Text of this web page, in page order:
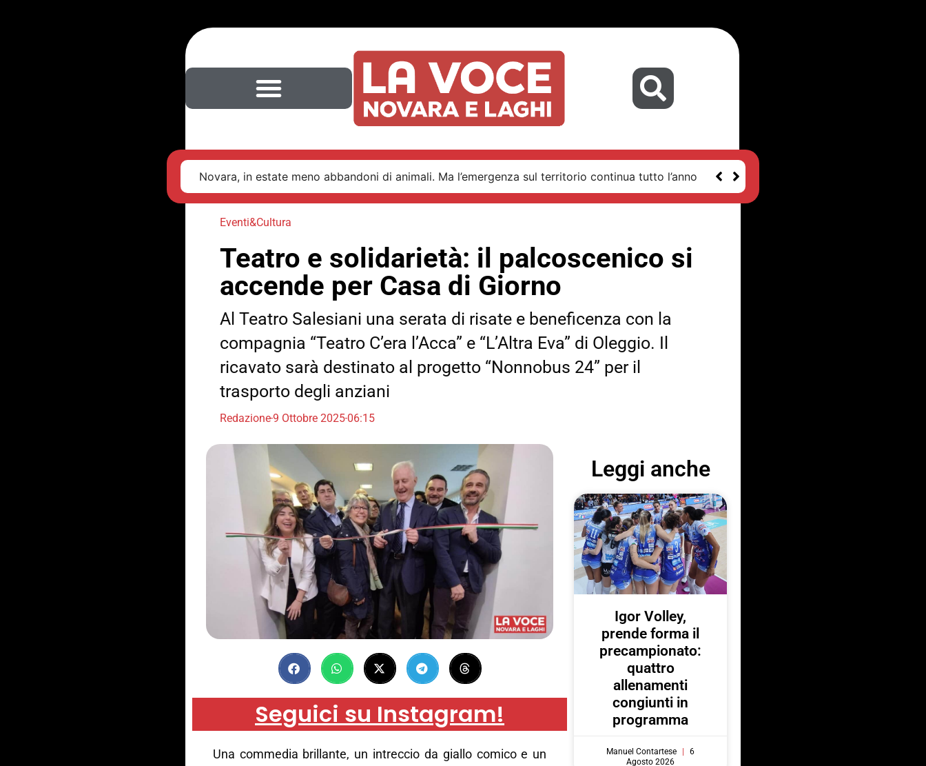
Novara, in estate meno abbandoni di animali. Ma l’emergenza sul territorio continua tutto l’anno
Eventi&Cultura
Teatro e solidarietà: il palcoscenico si
accende per Casa di Giorno
Al Teatro Salesiani una serata di risate e beneficenza con la
compagnia “Teatro C’era l’Acca” e “L’Altra Eva” di Oleggio. Il
ricavato sarà destinato al progetto “Nonnobus 24” per il
trasporto degli anziani
Redazione9 Ottobre 202506:15
Seguici su Instagram!
Una commedia brillante, un intreccio da giallo comico e un
Leggi anche
Igor Volley,
prende forma il
precampionato:
quattro
allenamenti
congiunti in
programma
Manuel Contartese
6
Agosto 2026